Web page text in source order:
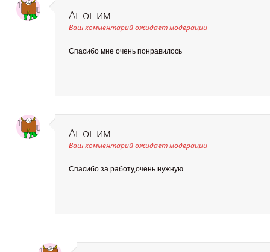
Аноним
Ваш комментарий ожидает модерации
Спасибо мне очень понравилось
Аноним
Ваш комментарий ожидает модерации
Спасибо за работу,очень нужную.